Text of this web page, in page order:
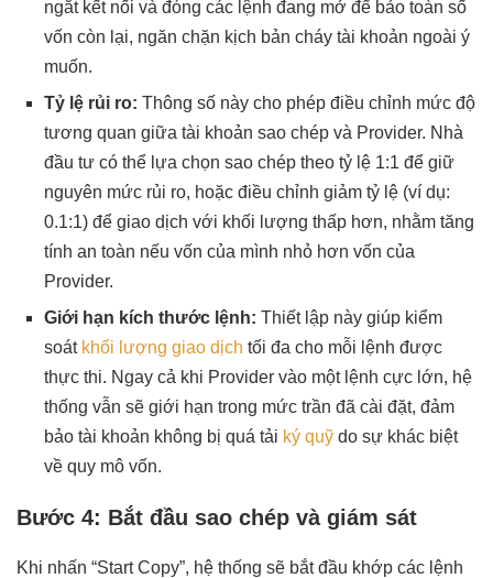
ngắt kết nối và đóng các lệnh đang mở để bảo toàn số
vốn còn lại, ngăn chặn kịch bản cháy tài khoản ngoài ý
muốn.
Tỷ lệ rủi ro: Thông số này cho phép điều chỉnh mức độ
tương quan giữa tài khoản sao chép và Provider. Nhà
đầu tư có thể lựa chọn sao chép theo tỷ lệ 1:1 để giữ
nguyên mức rủi ro, hoặc điều chỉnh giảm tỷ lệ (ví dụ:
0.1:1) để giao dịch với khối lượng thấp hơn, nhằm tăng
tính an toàn nếu vốn của mình nhỏ hơn vốn của
Provider.
Giới hạn kích thước lệnh: Thiết lập này giúp kiểm
soát khối lượng giao dịch tối đa cho mỗi lệnh được
thực thi. Ngay cả khi Provider vào một lệnh cực lớn, hệ
thống vẫn sẽ giới hạn trong mức trần đã cài đặt, đảm
bảo tài khoản không bị quá tải ký quỹ do sự khác biệt
về quy mô vốn.
Bước 4: Bắt đầu sao chép và giám sát
Khi nhấn “Start Copy”, hệ thống sẽ bắt đầu khớp các lệnh